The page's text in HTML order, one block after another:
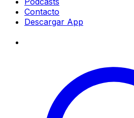
Contacto
Descargar App